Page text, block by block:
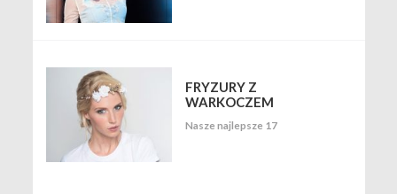
FRYZURY Z
WARKOCZEM
Nasze najlepsze 17